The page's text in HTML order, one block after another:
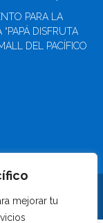
mejorar tu
PARA LA
“PAPÁ DISFRUTA
DEL PACÍFICO